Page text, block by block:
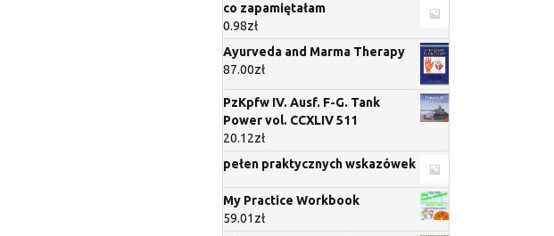
co zapamiętałam
0.98zł
Ayurveda and Marma Therapy
87.00zł
PzKpfw IV. Ausf. F-G. Tank
Power vol. CCXLIV 511
20.12zł
pełen praktycznych wskazówek
My Practice Workbook
59.01 zł